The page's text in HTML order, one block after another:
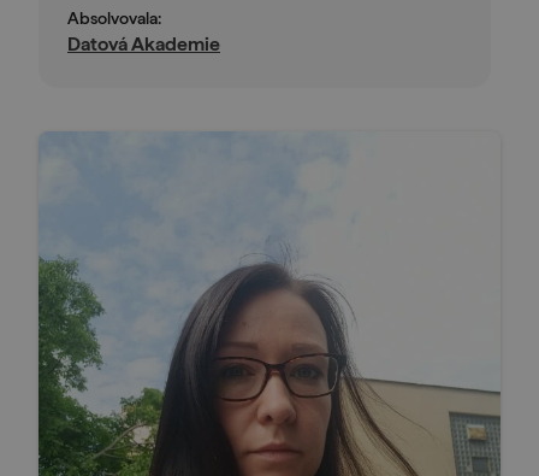
Absolvovala:
Datová Akademie